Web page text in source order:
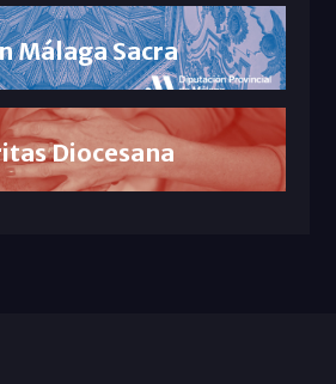
Málaga Sacra
Diocesana